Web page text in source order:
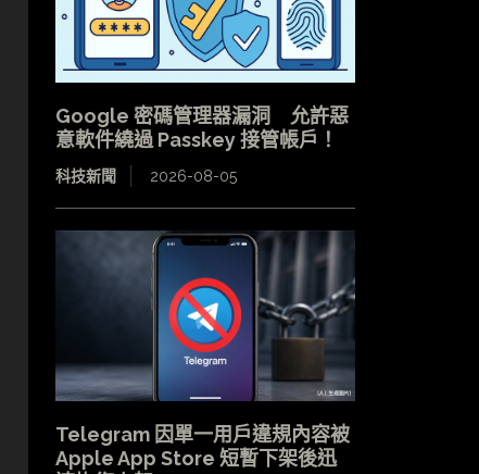
Google 密碼管理器漏洞 允許惡
意軟件繞過 Passkey 接管帳戶！
科技新聞 2026-08-05
Telegram 因單一用戶違規內容被
Apple App Store 短暫下架後迅